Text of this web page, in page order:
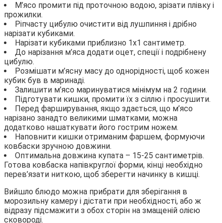
М’ясо промити під проточною водою, зрізати плівку і
прожилки.
Ріпчасту цибулю очистити від лушпиння і дрібно
нарізати кубиками.
Нарізати кубиками приблизно 1х1 сантиметр.
До нарізання м’яса додати оцет, спеції і подрібнену
цибулю.
Розмішати м’ясну масу до однорідності, щоб кожен
кубик був в маринаді.
Залишити м’ясо маринуватися мінімум на 2 години.
Підготувати кишки, промити їх з сіллю і просушити.
Перед фарширування, якщо здається, що м’ясо
нарізано занадто великими шматками, можна
додатково нашаткувати його гострим ножем.
Наповнити кишки отриманим фаршем, формуючи
ковбаски зручною довжини.
Оптимальна довжина купата – 15-25 сантиметрів.
Готова ковбаска напівкруглої форми, кінці необхідно
перев’язати ниткою, щоб зберегти начинку в кишці.
Вийшло блюдо можна прибрати для зберігання в
морозильну камеру і дістати при необхідності, або ж
відразу підсмажити з обох сторін на змащеній олією
сковороді.